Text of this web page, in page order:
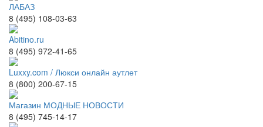
ЛАБАЗ
8 (495) 108-03-63
Abitino.ru
8 (495) 972-41-65
Luxxy.com / Люкси онлайн аутлет
8 (800) 200-67-15
Магазин МОДНЫЕ НОВОСТИ
8 (495) 745-14-17